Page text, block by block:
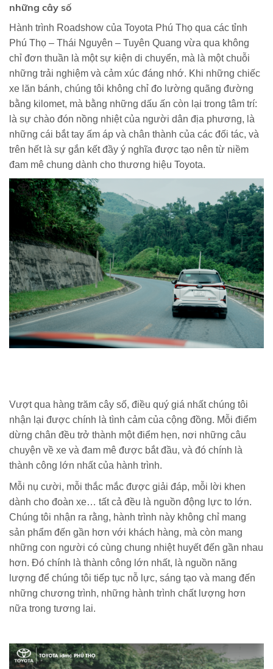
những cây số
Hành trình Roadshow của Toyota Phú Thọ qua các tỉnh
Phú Thọ – Thái Nguyên – Tuyên Quang vừa qua không
chỉ đơn thuần là một sự kiện di chuyển, mà là một chuỗi
những trải nghiệm và cảm xúc đáng nhớ. Khi những chiếc
xe lăn bánh, chúng tôi không chỉ đo lường quãng đường
bằng kilomet, mà bằng những dấu ấn còn lại trong tâm trí:
là sự chào đón nồng nhiệt của người dân địa phương, là
những cái bắt tay ấm áp và chân thành của các đối tác, và
trên hết là sự gắn kết đầy ý nghĩa được tạo nên từ niềm
đam mê chung dành cho thương hiệu Toyota.
Vượt qua hàng trăm cây số, điều quý giá nhất chúng tôi
nhận lại được chính là tình cảm của cộng đồng. Mỗi điểm
dừng chân đều trở thành một điểm hẹn, nơi những câu
chuyện về xe và đam mê được bắt đầu, và đó chính là
thành công lớn nhất của hành trình.
Mỗi nụ cười, mỗi thắc mắc được giải đáp, mỗi lời khen
dành cho đoàn xe… tất cả đều là nguồn động lực to lớn.
Chúng tôi nhận ra rằng, hành trình này không chỉ mang
sản phẩm đến gần hơn với khách hàng, mà còn mang
những con người có cùng chung nhiệt huyết đến gần nhau
hơn. Đó chính là thành công lớn nhất, là nguồn năng
lượng để chúng tôi tiếp tục nỗ lực, sáng tạo và mang đến
những chương trình, những hành trình chất lượng hơn
nữa trong tương lai.